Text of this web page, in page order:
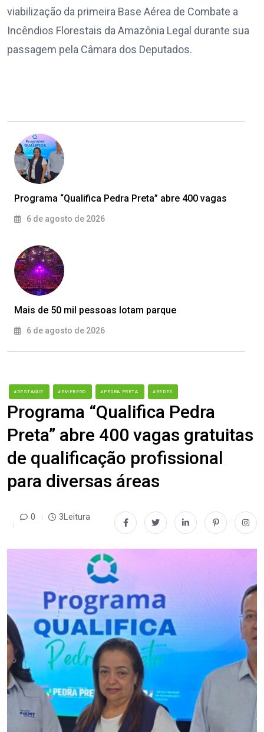
viabilização da primeira Base Aérea de Combate a
Incêndios Florestais da Amazônia Legal durante sua
passagem pela Câmara dos Deputados.
Programa “Qualifica Pedra Preta” abre 400 vagas
6 de agosto de 2026
Mais de 50 mil pessoas lotam parque
6 de agosto de 2026
#DESTAQUE #EMPREGO #PEDRA PRETA #REDES
Programa “Qualifica Pedra
Preta” abre 400 vagas gratuitas
de qualificação profissional
para diversas áreas
0 3Leitura